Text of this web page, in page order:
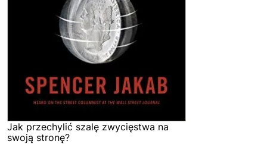
Jak przechylić szalę zwycięstwa na
swoją stronę?